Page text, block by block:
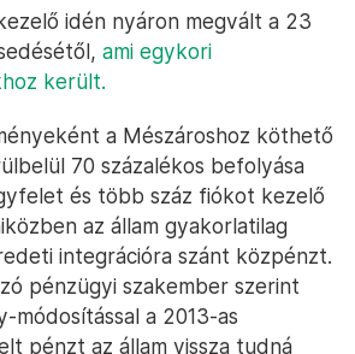
idén nyáron megvált a 23
ami egykori
került.
a Mészároshoz köthető
70 százalékos befolyása
és több száz fiókot kezelő
az állam gyakorlatilag
integrációra szánt közpénzt.
pénzügyi szakember szerint
módosítással a 2013-as
pénzt az állam vissza tudná